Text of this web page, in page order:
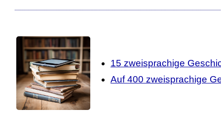
15 zweisprachige
Auf 400 zweisprachige